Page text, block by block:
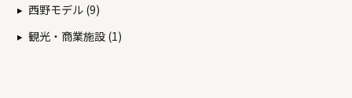
西野モデル (9)
観光・商業施設 (1)